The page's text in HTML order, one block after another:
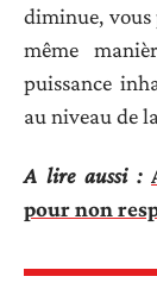
diminue, vous
même
puissance
au niveau de
A lire aussi :
pour non